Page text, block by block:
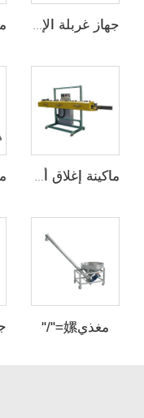
جهاز غربلة الإعصار
مغذي嫘="/"